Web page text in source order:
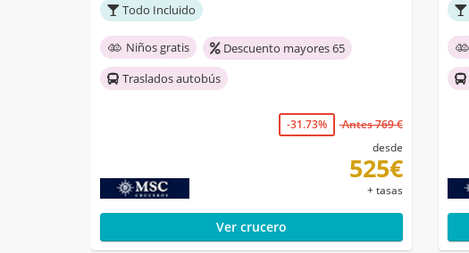
Todo Incluido
Niños gratis
Descuento mayores 65
Traslados autobús
-31.73%
Antes 769 €
desde
525€
+ tasas
Ver crucero